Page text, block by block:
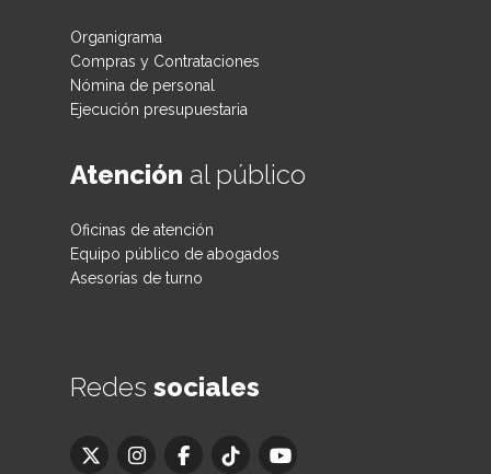
Organigrama
Compras y Contrataciones
Nómina de personal
Ejecución presupuestaria
Atención al público
Oficinas de atención
Equipo público de abogados
Asesorías de turno
Redes sociales